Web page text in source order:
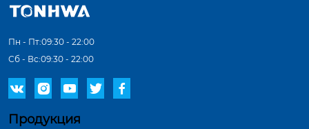
Пн - Пт:09:30 - 22:00
Сб - Вс:09:30 - 22:00
    
Продукция